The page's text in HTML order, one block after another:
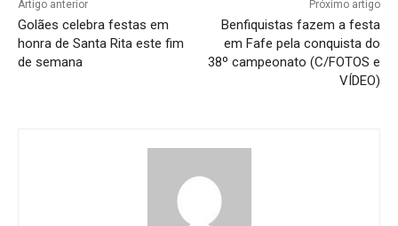
Artigo anterior
Golães celebra festas em
honra de Santa Rita este fim
de semana
Próximo artigo
Benfiquistas fazem a festa
em Fafe pela conquista do
38º campeonato (C/FOTOS e
VÍDEO)